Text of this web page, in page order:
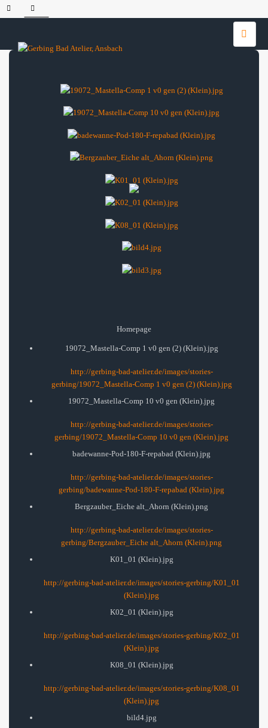
Homepage
19072_Mastella-Comp 1 v0 gen (2) (Klein).jpg
http://gerbing-bad-atelier.de/images/stories-
gerbing/19072_Mastella-Comp 1 v0 gen (2) (Klein).jpg
19072_Mastella-Comp 10 v0 gen (Klein).jpg
http://gerbing-bad-atelier.de/images/stories-
gerbing/19072_Mastella-Comp 10 v0 gen (Klein).jpg
badewanne-Pod-180-F-repabad (Klein).jpg
http://gerbing-bad-atelier.de/images/stories-
gerbing/badewanne-Pod-180-F-repabad (Klein).jpg
Bergzauber_Eiche alt_Ahorn (Klein).png
http://gerbing-bad-atelier.de/images/stories-
gerbing/Bergzauber_Eiche alt_Ahorn (Klein).png
K01_01 (Klein).jpg
http://gerbing-bad-atelier.de/images/stories-gerbing/K01_01
(Klein).jpg
K02_01 (Klein).jpg
http://gerbing-bad-atelier.de/images/stories-gerbing/K02_01
(Klein).jpg
K08_01 (Klein).jpg
http://gerbing-bad-atelier.de/images/stories-gerbing/K08_01
(Klein).jpg
bild4.jpg